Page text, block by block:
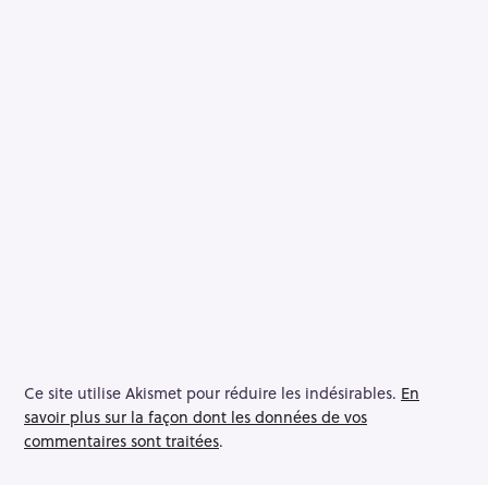
Ce site utilise Akismet pour réduire les indésirables. En
savoir plus sur la façon dont les données de vos
commentaires sont traitées.